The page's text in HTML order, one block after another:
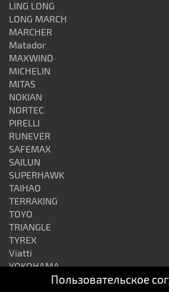
LING LONG
LONG MARCH
MARCHER
Matador
MAXWIND
MICHELIN
MITAS
NOKIAN
NORTEC
PIRELLI
RUNEVER
SAFEMAX
SAILUN
SUPERHAWK
TAIHAO
TERRAKING
TOYO
TRIANGLE
TYREX
Viatti
YOKOHAMA
АЛТАЙШИНАПользовательское